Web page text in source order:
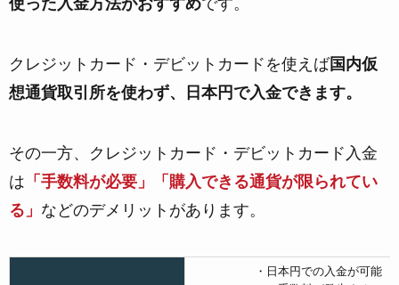
使った入金方法がおすすめです。
クレジットカード・デビットカードを使えば国内仮
想通貨取引所を使わず、日本円で入金できます。
その一方、クレジットカード・デビットカード入金
は 「手数料が必要」「購入できる通貨が限られてい
る」 などのデメリットがあります。
・日本円での入金が可能